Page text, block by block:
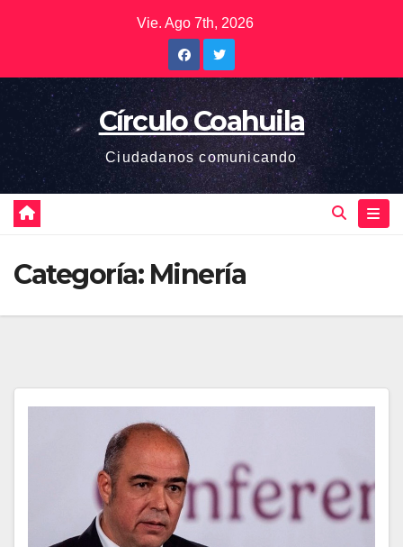
Vie. Ago 7th, 2026
Círculo Coahuila
Ciudadanos comunicando
Categoría: Minería